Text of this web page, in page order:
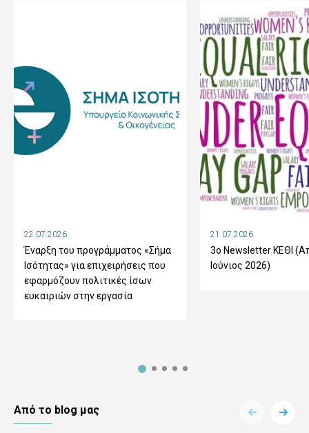
22.07.2026
Έναρξη του προγράμματος «Σήμα
Ισότητας» για επιχειρήσεις που
εφαρμόζουν πολιτικές ίσων
ευκαιριών στην εργασία
21.07.2026
3ο Newsletter ΚΕΘΙ
Ιούνιος 2026)
Aπό το blog μας